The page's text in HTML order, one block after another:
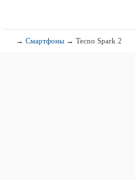
→Смартфоны → Tecno Spark 2